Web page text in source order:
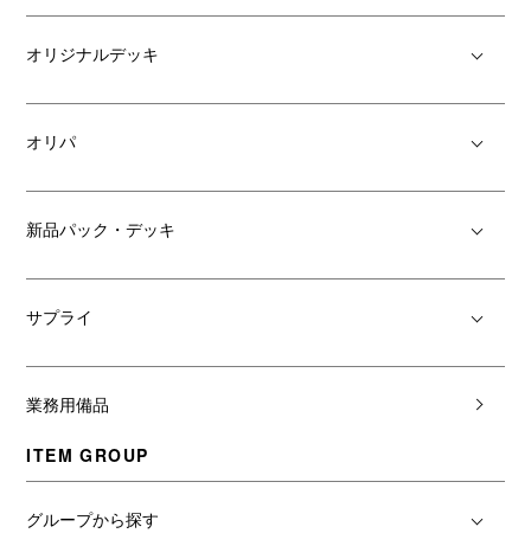
オリジナルデッキ
オリパ
新品パック・デッキ
サプライ
業務用備品
ITEM GROUP
グループから探す